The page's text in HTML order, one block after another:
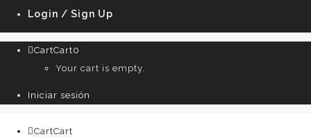
Login / Sign Up
CartCart0
Your cart is empty.
Iniciar sesión
CartCart